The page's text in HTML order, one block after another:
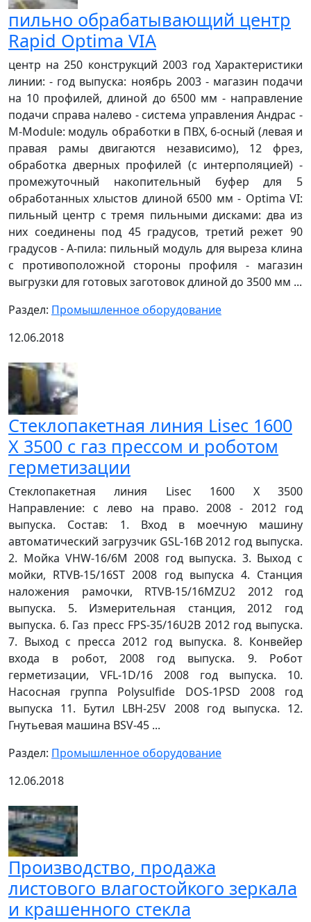
пильно обрабатывающий центр
Rapid Optima VIA
центр на 250 конструкций 2003 год Характеристики
линии: - год выпуска: ноябрь 2003 - магазин подачи
на 10 профилей, длиной до 6500 мм - направление
подачи справа налево - система управления Андрас -
M-Module: модуль обработки в ПВХ, 6-осный (левая и
правая рамы двигаются независимо), 12 фрез,
обработка дверных профилей (с интерполяцией) -
промежуточный накопительный буфер для 5
обработанных хлыстов длиной 6500 мм - Optima VI:
пильный центр с тремя пильными дисками: два из
них соединены под 45 градусов, третий режет 90
градусов - А-пила: пильный модуль для выреза клина
с противоположной стороны профиля - магазин
выгрузки для готовых заготовок длиной до 3500 мм ...
Раздел: Промышленное оборудование
12.06.2018
Стеклопакетная линия Lisec 1600
X 3500 с газ прессом и роботом
герметизации
Cтеклопакетная линия Lisec 1600 X 3500
Направление: с лево на право. 2008 - 2012 год
выпуска. Состав: 1. Вход в моечную машину
автоматический загрузчик GSL-16B 2012 год выпуска.
2. Мойка VHW-16/6M 2008 год выпуска. 3. Выход с
мойки, RTVB-15/16ST 2008 год выпуска 4. Станция
наложения рамочки, RTVB-15/16MZU2 2012 год
выпуска. 5. Измерительная станция, 2012 год
выпуска. 6. Газ пресс FPS-35/16U2B 2012 год выпуска.
7. Выход с пресса 2012 год выпуска. 8. Конвейер
входа в робот, 2008 год выпуска. 9. Робот
герметизации, VFL-1D/16 2008 год выпуска. 10.
Насосная группа Polysulfide DOS-1PSD 2008 год
выпуска 11. Бутил LBH-25V 2008 год выпуска. 12.
Гнутьевая машина BSV-45 ...
Раздел: Промышленное оборудование
12.06.2018
Производство, продажа
листового влагостойкого зеркала
и крашенного стекла